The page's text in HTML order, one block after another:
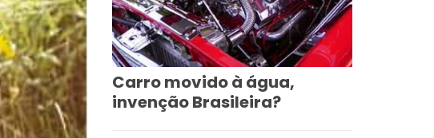
Carro movido à água,
invenção Brasileira?